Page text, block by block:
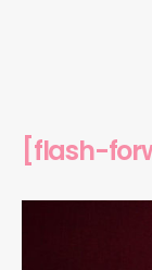
[flash-